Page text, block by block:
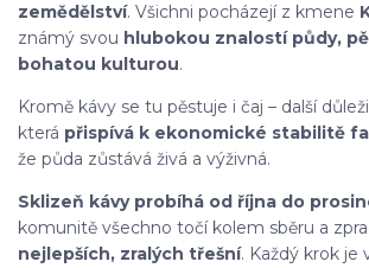
zemědělství. Všichni pocházejí z kmene
známý svou hlubokou znalostí půdy,
bohatou kulturou.
Kromě kávy se tu pěstuje i čaj – další
která přispívá k ekonomické stabilitě
že půda zůstává živá a výživná.
Sklizeň kávy probíhá od října do
komunitě všechno točí kolem sběru a
nejlepších, zralých třešní. Každý krok je